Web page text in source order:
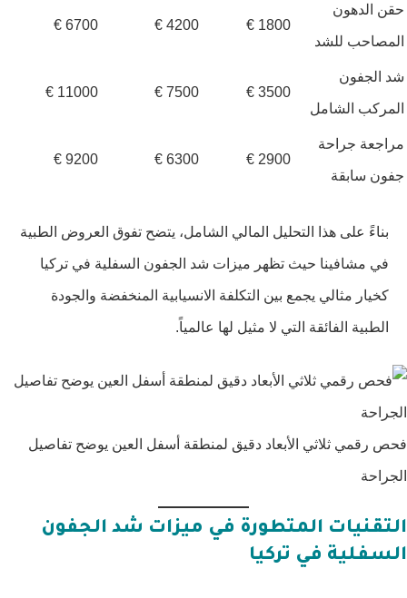
حقن الدهون
المصاحب للشد
1800 €
4200 €
6700 €
شد الجفون
المركب الشامل
3500 €
7500 €
11000 €
مراجعة جراحة
جفون سابقة
2900 €
6300 €
9200 €
بناءً على هذا التحليل المالي الشامل، يتضح تفوق العروض الطبية
في مشافينا حيث تظهر ميزات شد الجفون السفلية في تركيا
كخيار مثالي يجمع بين التكلفة الانسيابية المنخفضة والجودة
الطبية الفائقة التي لا مثيل لها عالمياً.
فحص رقمي ثلاثي الأبعاد دقيق لمنطقة أسفل العين يوضح تفاصيل
الجراحة
التقنيات المتطورة في ميزات شد الجفون
السفلية في تركيا